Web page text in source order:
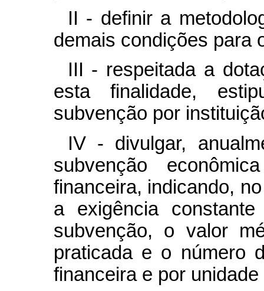
II - definir a
demais condições para
III - respeitada a
esta finalidade,
subvenção por
IV - divulgar,
subvenção
financeira, indicando,
a exigência
subvenção, o valor
praticada e o número
financeira e por